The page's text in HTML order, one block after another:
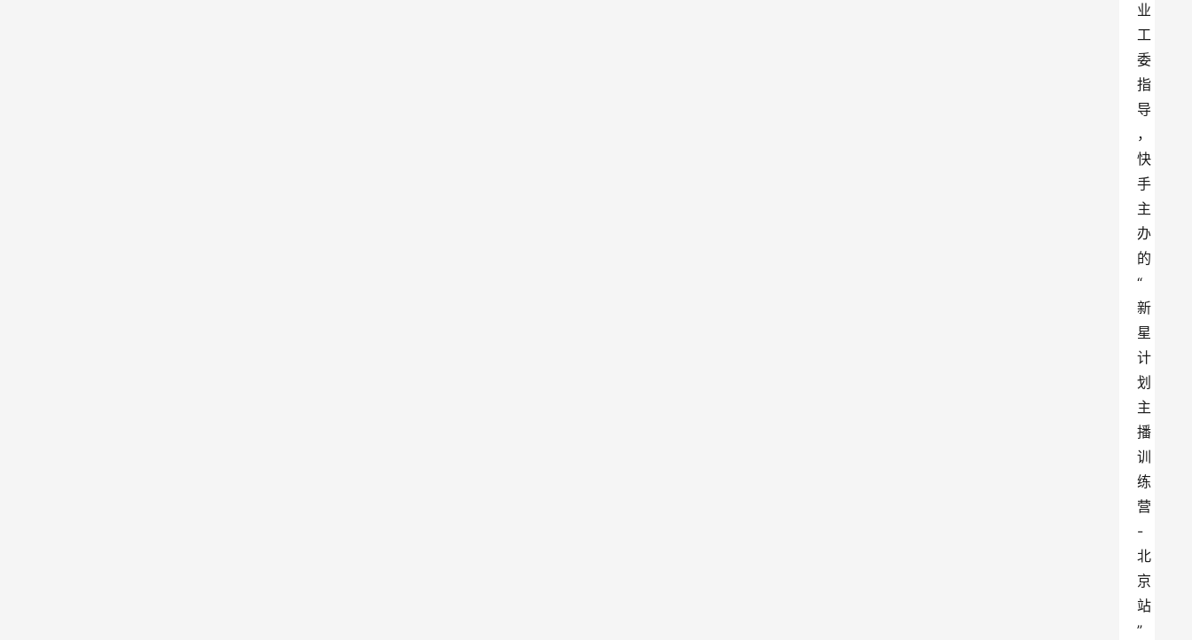
业
工
委
指
导
，
快
手
主
办
的
“
新
星
计
划
主
播
训
练
营
-
北
京
站
”